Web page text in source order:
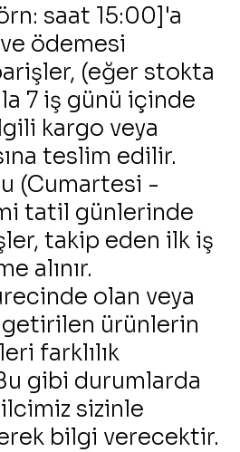
saat 15:00]'a
ödemesi
(eğer stokta
7 iş günü içinde
kargo veya
teslim edilir.
(Cumartesi -
tatil günlerinde
takip eden ilk iş
alınır.
olan veya
ürünlerin
farklılık
gibi durumlarda
sizinle
bilgi verecektir.